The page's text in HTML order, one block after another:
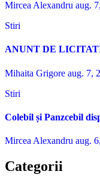
Mircea Alexandru aug.
Stiri
ANUNT DE
Mihaita Grigore aug. 7,
Stiri
Colebil și Panzcebil
Mircea Alexandru aug.
Categorii